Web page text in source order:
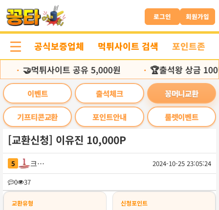
문
로
로그인 회원가입
공식보증업체 먹튀사이트 검색 포인트존
🤝먹튀사이트 공유 5,000원 🏆출석왕 상금 100
이벤트 출석체크 꽁머니교환
기프티콘교환 포인트안내 룰렛이벤트
[교환신청] 이유진 10,000P
5 크그킄
2024-10-25 23:05:24
0
37
록
교환유형 신청포인트